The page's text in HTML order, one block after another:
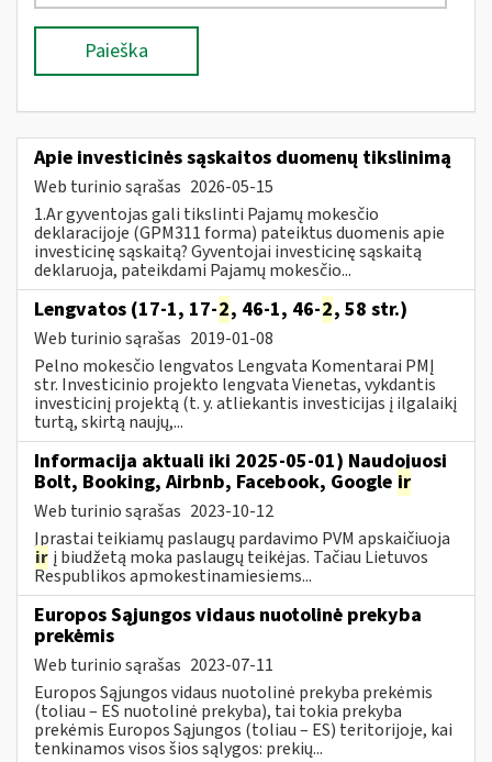
Paieška
Apie investicinės sąskaitos duomenų tikslinimą
Web turinio sąrašas 2026-05-15
1.Ar gyventojas gali tikslinti Pajamų mokesčio
deklaracijoje (GPM311 forma) pateiktus duomenis apie
investicinę sąskaitą? Gyventojai investicinę sąskaitą
deklaruoja, pateikdami Pajamų mokesčio...
Lengvatos (17-1, 17-2, 46-1, 46-2, 58 str.)
Web turinio sąrašas 2019-01-08
Pelno mokesčio lengvatos Lengvata Komentarai PMĮ
str. Investicinio projekto lengvata Vienetas, vykdantis
investicinį projektą (t. y. atliekantis investicijas į ilgalaikį
turtą, skirtą naujų,...
Informacija aktuali iki 2025-05-01) Naudojuosi
Bolt, Booking, Airbnb, Facebook, Google ir
Web turinio sąrašas 2023-10-12
Įprastai teikiamų paslaugų pardavimo PVM apskaičiuoja
ir į biudžetą moka paslaugų teikėjas. Tačiau Lietuvos
Respublikos apmokestinamiesiems...
Europos Sąjungos vidaus nuotolinė prekyba
prekėmis
Web turinio sąrašas 2023-07-11
Europos Sąjungos vidaus nuotolinė prekyba prekėmis
(toliau – ES nuotolinė prekyba), tai tokia prekyba
prekėmis Europos Sąjungos (toliau – ES) teritorijoje, kai
tenkinamos visos šios sąlygos: prekių...